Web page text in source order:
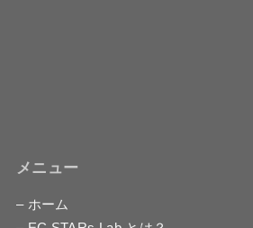
メニュー
– ホーム